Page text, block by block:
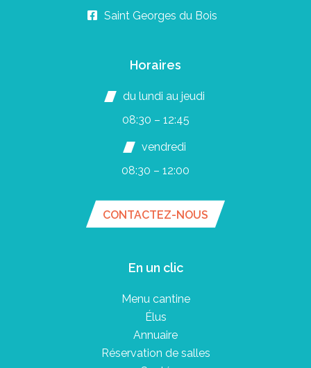
Saint Georges du Bois
Horaires
du lundi au jeudi
08:30 – 12:45
vendredi
08:30 – 12:00
CONTACTEZ-NOUS
En un clic
Menu cantine
Élus
Annuaire
Réservation de salles